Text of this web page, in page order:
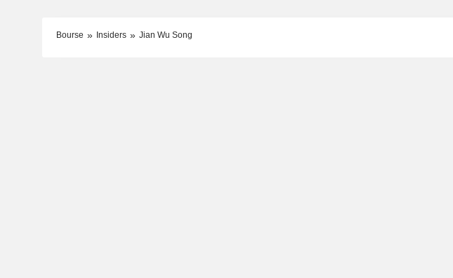
Bourse Insiders Jian Wu Song